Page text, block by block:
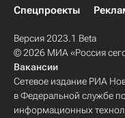
Спецпроекты
Версия 2023.1 Beta
© 2026 МИА «Россия
Вакансии
Сетевое издание РИА
в Федеральной службе
информационных